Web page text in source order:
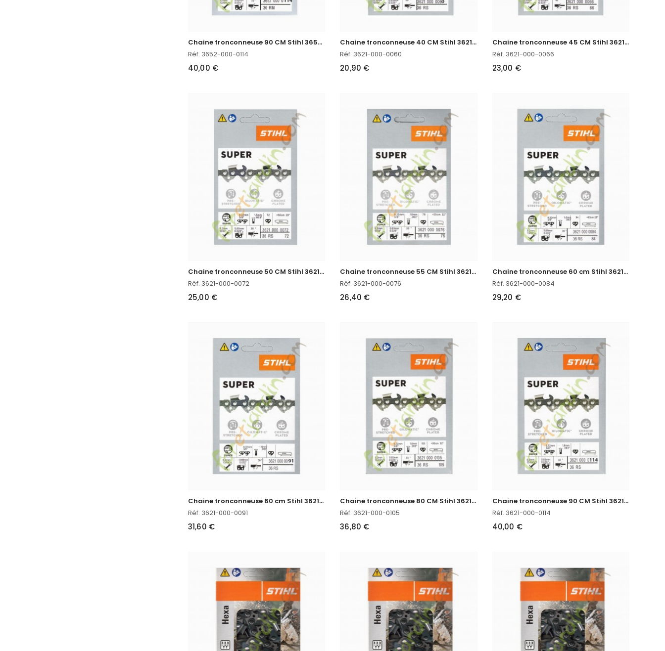
C
haine tronconneuse 90 CM Stihl 3652-000-0114
Réf. 3652-000-0114
40,00 €
C
haine tronconneuse 40 CM Stihl 3621-000-0060
Réf. 3621-000-0060
20,90 €
C
haine tronconneuse 45 CM Stihl 3621-000-0066
Réf. 3621-000-0066
23,00 €
C
haine tronconneuse 50 CM Stihl 3621-000-0072
Réf. 3621-000-0072
25,00 €
C
haine tronconneuse 55 CM Stihl 3621-000-0076
Réf. 3621-000-0076
26,40 €
C
haine tronconneuse 60 cm Stihl 3621-000-0084
Réf. 3621-000-0084
29,20 €
C
haine tronconneuse 60 cm Stihl 3621-000-0091
Réf. 3621-000-0091
31,60 €
C
haine tronconneuse 80 CM Stihl 3621-000-0105
Réf. 3621-000-0105
36,80 €
C
haine tronconneuse 90 CM Stihl 3621-000-0114
Réf. 3621-000-0114
40,00 €